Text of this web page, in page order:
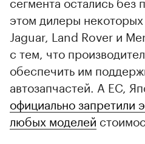
этом дилеры
Jaguar, Land Rover и
с тем, что
обеспечить им
автозапчастей. А ЕС,
официально запретили
любых моделей